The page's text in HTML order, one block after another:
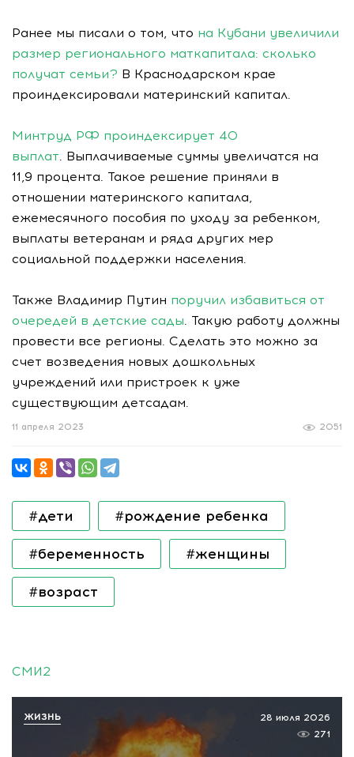
Ранее мы писали о том, что на Кубани увеличили
размер регионального маткапитала: сколько
получат семьи? В Краснодарском крае
проиндексировали материнский капитал.
Минтруд РФ проиндексирует 40
выплат. Выплачиваемые суммы увеличатся на
11,9 процента. Такое решение приняли в
отношении материнского капитала,
ежемесячного пособия по уходу за ребенком,
выплаты ветеранам и ряда других мер
социальной поддержки населения.
Также Владимир Путин поручил избавиться от
очередей в детские сады. Такую работу должны
провести все регионы. Сделать это можно за
счет возведения новых дошкольных
учреждений или пристроек к уже
существующим детсадам.
2051
11 апреля 2023
#дети #рождение ребенка
#беременность #женщины
#возраст
СМИ2
28 июля 2026
271
ЖИЗНЬ